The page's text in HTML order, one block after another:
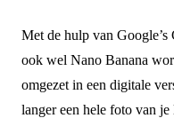
Met de hulp van
ook wel Nano Banana
omgezet in een digitale
langer een hele foto van